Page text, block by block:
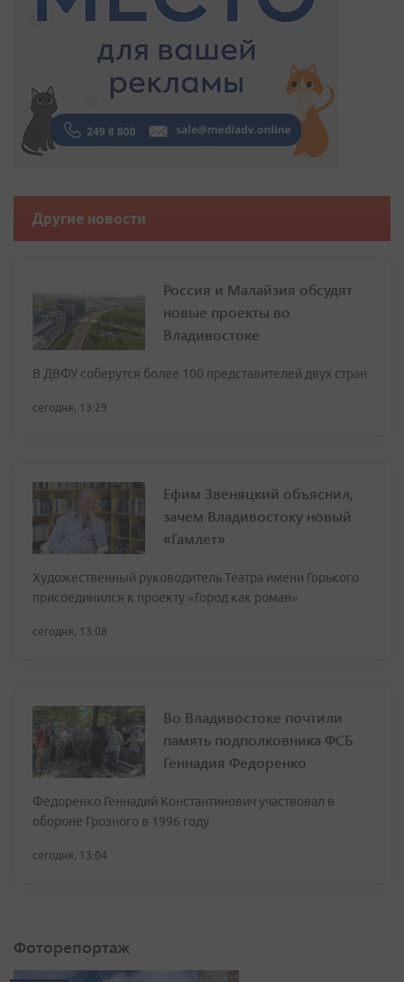
Другие новости
Россия и Малайзия обсудят
новые проекты во
Владивостоке
В ДВФУ соберутся более 100 представителей двух стран
сегодня, 13:29
Ефим Звеняцкий объяснил,
зачем Владивостоку новый
«Гамлет»
Художественный руководитель Театра имени Горького
присоединился к проекту «Город как роман»
сегодня, 13:08
Во Владивостоке почтили
память подполковника ФСБ
Геннадия Федоренко
Федоренко Геннадий Константинович участвовал в
обороне Грозного в 1996 году
сегодня, 13:04
Фоторепортаж